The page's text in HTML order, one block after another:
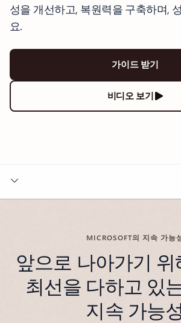
성을 개선하고, 복원력을 구축하며,
요.
가이드 받기
비디오 보기
MICROSOFT의 지속 가능
앞으로 나아가기 위
최선을 다하고 있
지속 가능